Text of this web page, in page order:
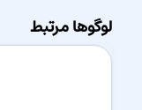
لوگوها مرتبط